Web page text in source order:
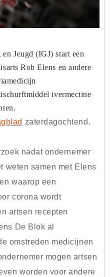
Jeugd (IGJ) start een
Rob Elens en andere
ivermectine
zaterdagochtend.
nadat ondernemer
weten samen met Elens
waarop een
corona wordt
artsen recepten
De Blok al
omstreden medicijnen
mogen artsen
worden voor andere